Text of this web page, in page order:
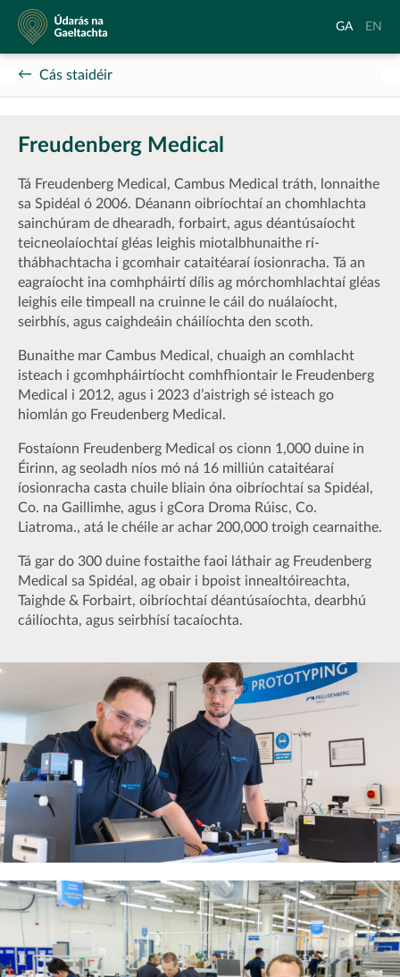
Údarás
na
Gaeltachta
Aistrigh
Gaeilge
GA
to
EN
Cás staidéir
Freudenberg Medical
Tá Freudenberg Medical, Cambus Medical tráth, lonnaithe
sa Spidéal ó 2006. Déanann oibríochtaí an chomhlachta
sainchúram de dhearadh, forbairt, agus déantúsaíocht
teicneolaíochtaí gléas leighis miotalbhunaithe rí-
thábhachtacha i gcomhair cataitéaraí íosionracha. Tá an
eagraíocht ina comhpháirtí dílis ag mórchomhlachtaí gléas
leighis eile timpeall na cruinne le cáil do nuálaíocht,
seirbhís, agus caighdeáin cháilíochta den scoth.
Bunaithe mar Cambus Medical, chuaigh an comhlacht
isteach i gcomhpháirtíocht comhfhiontair le Freudenberg
Medical i 2012, agus i 2023 d’aistrigh sé isteach go
hiomlán go Freudenberg Medical.
Fostaíonn Freudenberg Medical os cionn 1,000 duine in
Éirinn, ag seoladh níos mó ná 16 milliún cataitéaraí
íosionracha casta chuile bliain óna oibríochtaí sa Spidéal,
Co. na Gaillimhe, agus i gCora Droma Rúisc, Co.
Liatroma., atá le chéile ar achar 200,000 troigh cearnaithe.
Tá gar do 300 duine fostaithe faoi láthair ag Freudenberg
Medical sa Spidéal, ag obair i bpoist innealtóireachta,
Taighde & Forbairt, oibríochtaí déantúsaíochta, dearbhú
cáilíochta, agus seirbhísí tacaíochta.